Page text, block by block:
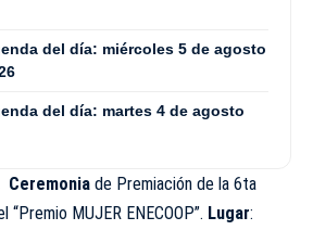
del día: miércoles 5 de agosto
del día: martes 4 de agosto
Ceremonia de Premiación de la 6ta
“Premio MUJER ENECOOP”. Lugar: